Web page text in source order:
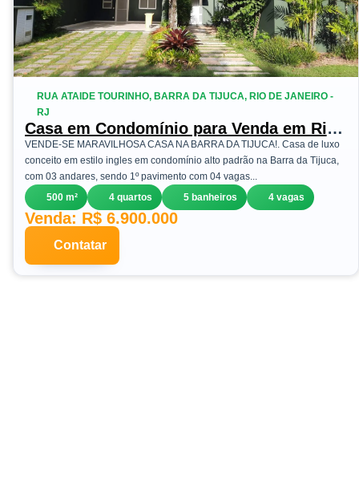
RUA ATAIDE TOURINHO, BARRA DA TIJUCA, RIO DE JANEIRO -
RJ
Casa em Condomínio para Venda em Rio
de Janeiro, Barra da Tijuca, 4
dormitórios, 4 suítes, 5 banheiros, 4
vagas
VENDE-SE MARAVILHOSA CASA NA BARRA DA TIJUCA!. Casa de luxo
conceito em estilo ingles em condomínio alto padrão na Barra da Tijuca,
com 03 andares, sendo 1º pavimento com 04 vagas...
500 m²
4 quartos 5 banheiros 4 vagas
Venda: R$ 6.900.000
Contatar